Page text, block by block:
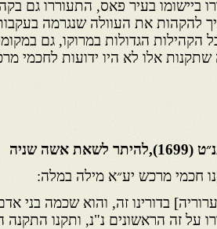
ביישומו בעיר פאס, התעוררו גם
להקהות את העוולה שנגרמה
הגדולות במרוקו, גם
שתקנות אלו לא היו ידועות לחכמי
שניה
חכמי מרכש יע״א מילה במלה:
בדורינו זה, והוא שכמה בני
על זה הראשונים נ"נ, ותקנו התקנה